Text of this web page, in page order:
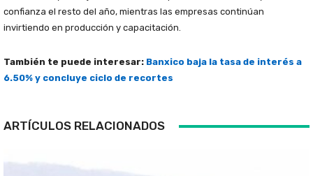
confianza el resto del año, mientras las empresas continúan
invirtiendo en producción y capacitación.
También te puede interesar: Banxico baja la tasa de interés a
6.50% y concluye ciclo de recortes
ARTÍCULOS RELACIONADOS